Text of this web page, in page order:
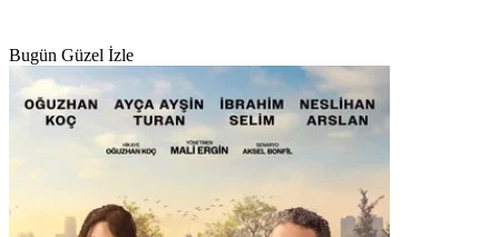
Bugün Güzel İzle